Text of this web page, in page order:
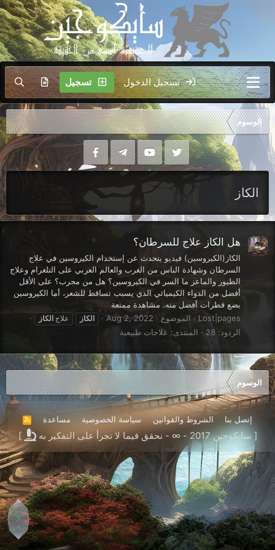
تسجيل الدخول تسجيل
الوسوم
الكاز
هل الكاز علاج للسرطان؟
الكاز(الكيروسين) فيديو يتحدث عن إستخدام الكيروسين في علاج
السرطان وشهادة الناس من الغرب والعالم العربي على التلغرام وعلاج
الطيور والماعز ما السر في الكيروسين؟ هل من مجرب؟ على الأقل
أفضل من الدواء الكيميائي الذي يسبب تساقط للشعر، أما الكيروسين
بضع قطرات أفضل منه. مشاهدة ممتعة
Lost|pages
الموضوع Aug 2, 2022 الكاز علاج الكاز
الردود: 28 المنتدى: علاجات طبيعية
الوسوم
إتصل بنا الشروط والقوانين سياسة الخصوصية مساعدة
R
S
[ سايكوجين 2017 - ∞ - نحقق فيما لا تجرأ على التفكير به ]